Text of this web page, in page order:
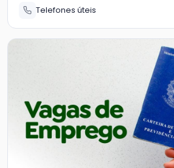
Telefones úteis